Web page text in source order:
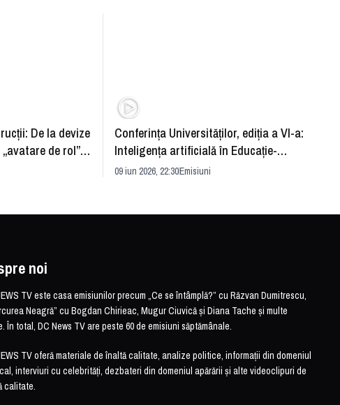
De la devize
de rol”.
Conferința Universităților, ediția a VI-a:
Inteligența artificială în Educație-
soluție sau problemă?
09 iun 2026, 22:30Emisiuni
noi
TV este casa emisiunilor precum „Ce se întâmplă?” cu Răzvan Dumitrescu,
Neagră” cu Bogdan Chirieac, Mugur Ciuvică și Diana Tache și multe
În total, DC News TV are peste 60 de emisiuni săptămânale.
TV oferă materiale de înaltă calitate, analize politice, informații din domeniul
interviuri cu celebrități, dezbateri din domeniul apărării și alte videoclipuri de
calitate.